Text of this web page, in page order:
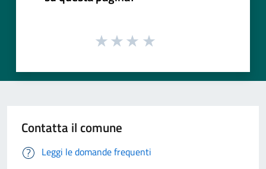
Contatta il comune
Leggi le domande frequenti